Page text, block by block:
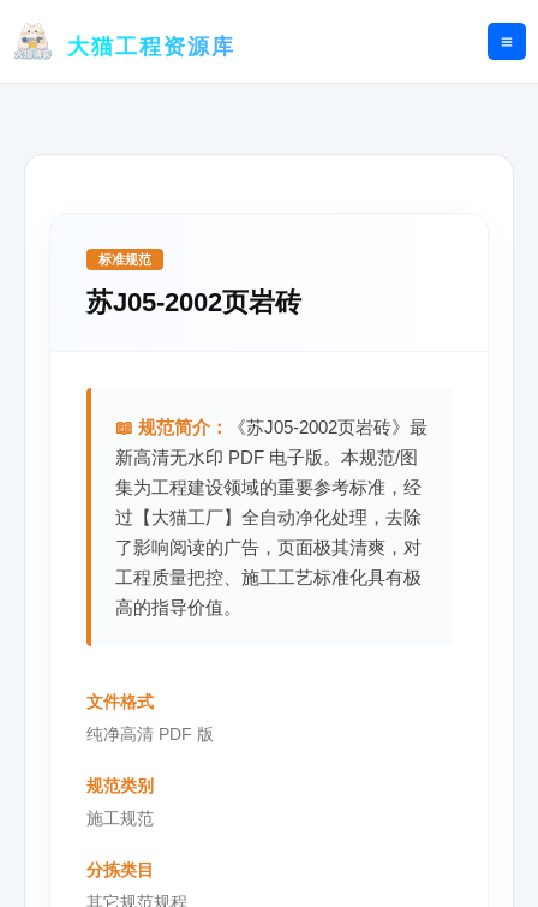
大猫工程资源库
标准规范
苏J05-2002页岩砖
📖 规范简介：
《苏J05-2002页岩砖》最
新高清无水印 PDF 电子版。本规范/图
集为工程建设领域的重要参考标准，经
过【大猫工厂】全自动净化处理，去除
了影响阅读的广告，页面极其清爽，对
工程质量把控、施工工艺标准化具有极
高的指导价值。
文件格式
纯净高清 PDF 版
规范类别
施工规范
分拣类目
其它规范规程